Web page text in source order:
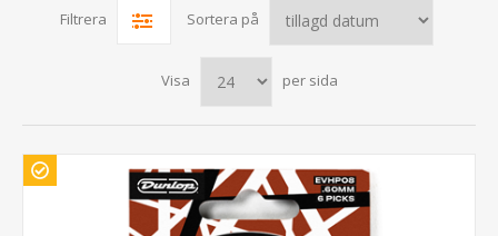
Filtrera Sortera på
Visa per sida